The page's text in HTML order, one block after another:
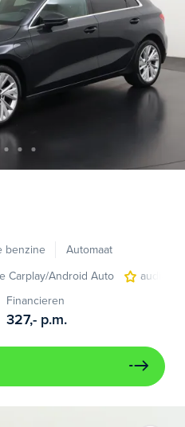
benzine
Automaat
Carplay/Android Auto
audio
Financieren
327,- p.m.